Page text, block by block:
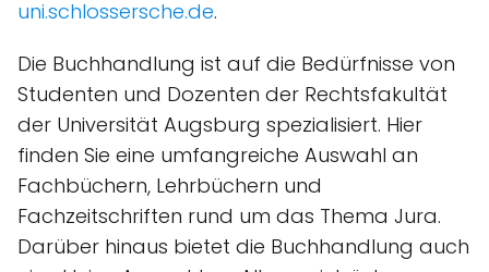
uni.schlossersche.de.
Die Buchhandlung ist auf die Bedürfnisse von
Studenten und Dozenten der Rechtsfakultät
der Universität Augsburg spezialisiert. Hier
finden Sie eine umfangreiche Auswahl an
Fachbüchern, Lehrbüchern und
Fachzeitschriften rund um das Thema Jura.
Darüber hinaus bietet die Buchhandlung auch